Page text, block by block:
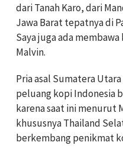
dari Tanah Karo, dari
Jawa Barat tepatnya di
Saya juga ada
Malvin.
Pria asal Sumatera
peluang kopi Indonesia
karena saat ini menurut
khususnya Thailand
berkembang penikmat